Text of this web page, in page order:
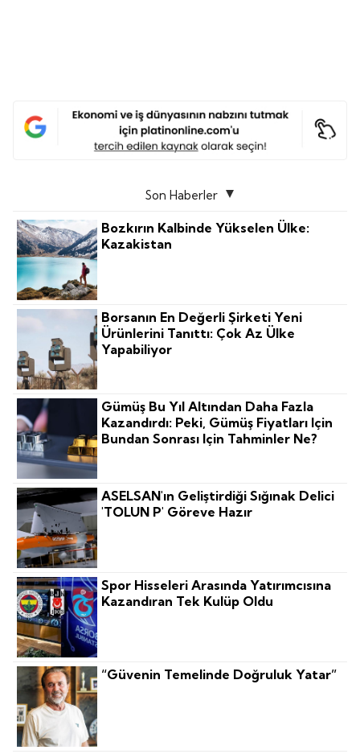
Son Haberler
Bozkırın Kalbinde Yükselen Ülke:
Kazakistan
Borsanın En Değerli Şirketi Yeni
Ürünlerini Tanıttı: Çok Az Ülke
Yapabiliyor
Gümüş Bu Yıl Altından Daha Fazla
Kazandırdı: Peki, Gümüş Fiyatları Için
Bundan Sonrası Için Tahminler Ne?
ASELSAN'ın Geliştirdiği Sığınak Delici
'TOLUN P' Göreve Hazır
Spor Hisseleri Arasında Yatırımcısına
Kazandıran Tek Kulüp Oldu
“Güvenin Temelinde Doğruluk Yatar”